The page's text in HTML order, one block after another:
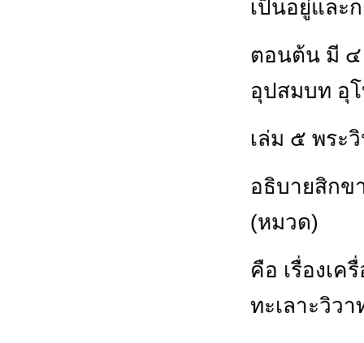
เป็นอยู่และ
ตอนต้น มี ๔
อุปสมบท อุ
เล่ม ๕ พระ
อธิบายสิก
(หมวด)
คือ เรื่องเค
ทะเลาะวิว